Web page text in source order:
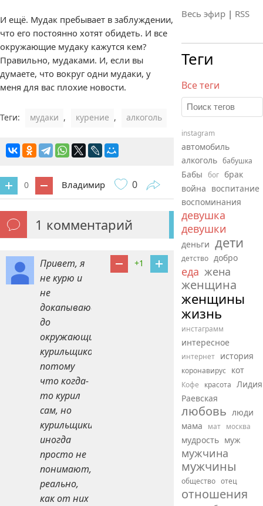
И ещё. Мудак пребывает в заблуждении,
что его постоянно хотят обидеть. И все
окружающие мудаку кажутся кем?
Правильно, мудаками. И, если вы
думаете, что вокруг одни мудаки, у
меня для вас плохие новости.
Теги: мудаки , курение , алкоголь
0 Владимир 0
1 комментарий
+1
Привет, я
не курю и
не
докапываюсь
до
окружающих
курильщиков,
потому
что когда-
то курил
сам, но
курильщики
иногда
просто не
понимают,
реально,
как от них
Весь эфир | RSS
Теги
Все теги
instagram
автомобиль
алкоголь бабушка
Бабы бог брак
война воспитание
воспоминания
девушка
девушки
деньги дети
детство добро
еда жена
женщина
женщины
жизнь
инстаграмм
интересное
интернет история
коронавирус кот
Кофе красота Лидия
Раевская
любовь люди
мама
мат москва
мудрость муж
мужчина
мужчины
общество отец
отношения